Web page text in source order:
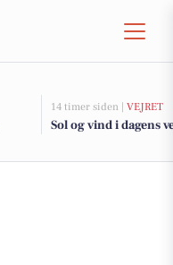
14 timer siden | VEJRET
Sol og vind i dagens